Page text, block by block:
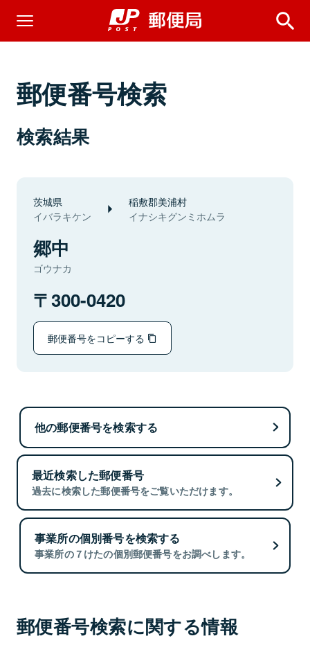
郵便番号検索
検索結果
茨城県
イバラキケン
稲敷郡美浦村
イナシキグンミホムラ
郷中
ゴウナカ
300-0420
郵便番号をコピーする
他の郵便番号を検索する
最近検索した郵便番号
過去に検索した郵便番号をご覧いただけます。
事業所の個別番号を検索する
事業所の７けたの個別郵便番号をお調べします。
郵便番号検索に関する情報